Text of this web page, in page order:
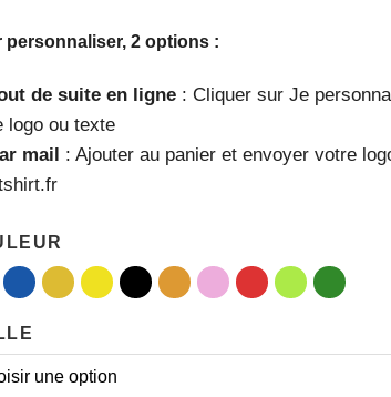
personnaliser, 2 options :
de suite en ligne : Cliquer sur Je
logo ou texte
mail : Ajouter au panier et envoyer votre